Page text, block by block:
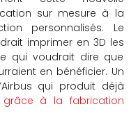
sur mesure à la
personnalisés. Le
imprimer en 3D les
qui voudrait dire que
en bénéficier. Un
qui produit déjà
à la fabrication